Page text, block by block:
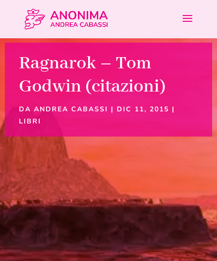
Ragnarok – Tom
Godwin (citazioni)
DA ANDREA CABASSI | DIC 11, 2015 |
LIBRI